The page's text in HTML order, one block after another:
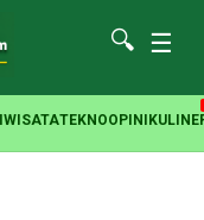
🔍 ☰
WISATATEKNOOPINI